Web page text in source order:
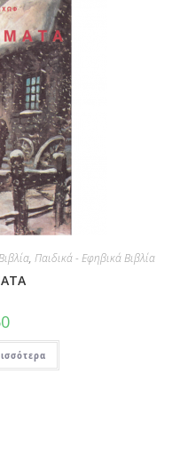
, Παιδικά - Εφηβικά Βιβλία